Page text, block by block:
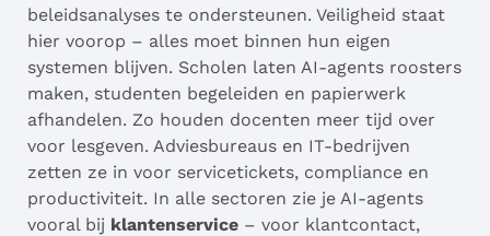
beleidsanalyses te ondersteunen. Veiligheid staat
hier voorop – alles moet binnen hun eigen
systemen blijven. Scholen laten AI-agents roosters
maken, studenten begeleiden en papierwerk
afhandelen. Zo houden docenten meer tijd over
voor lesgeven. Adviesbureaus en IT-bedrijven
zetten ze in voor servicetickets, compliance en
productiviteit. In alle sectoren zie je AI-agents
vooral bij klantenservice – voor klantcontact,